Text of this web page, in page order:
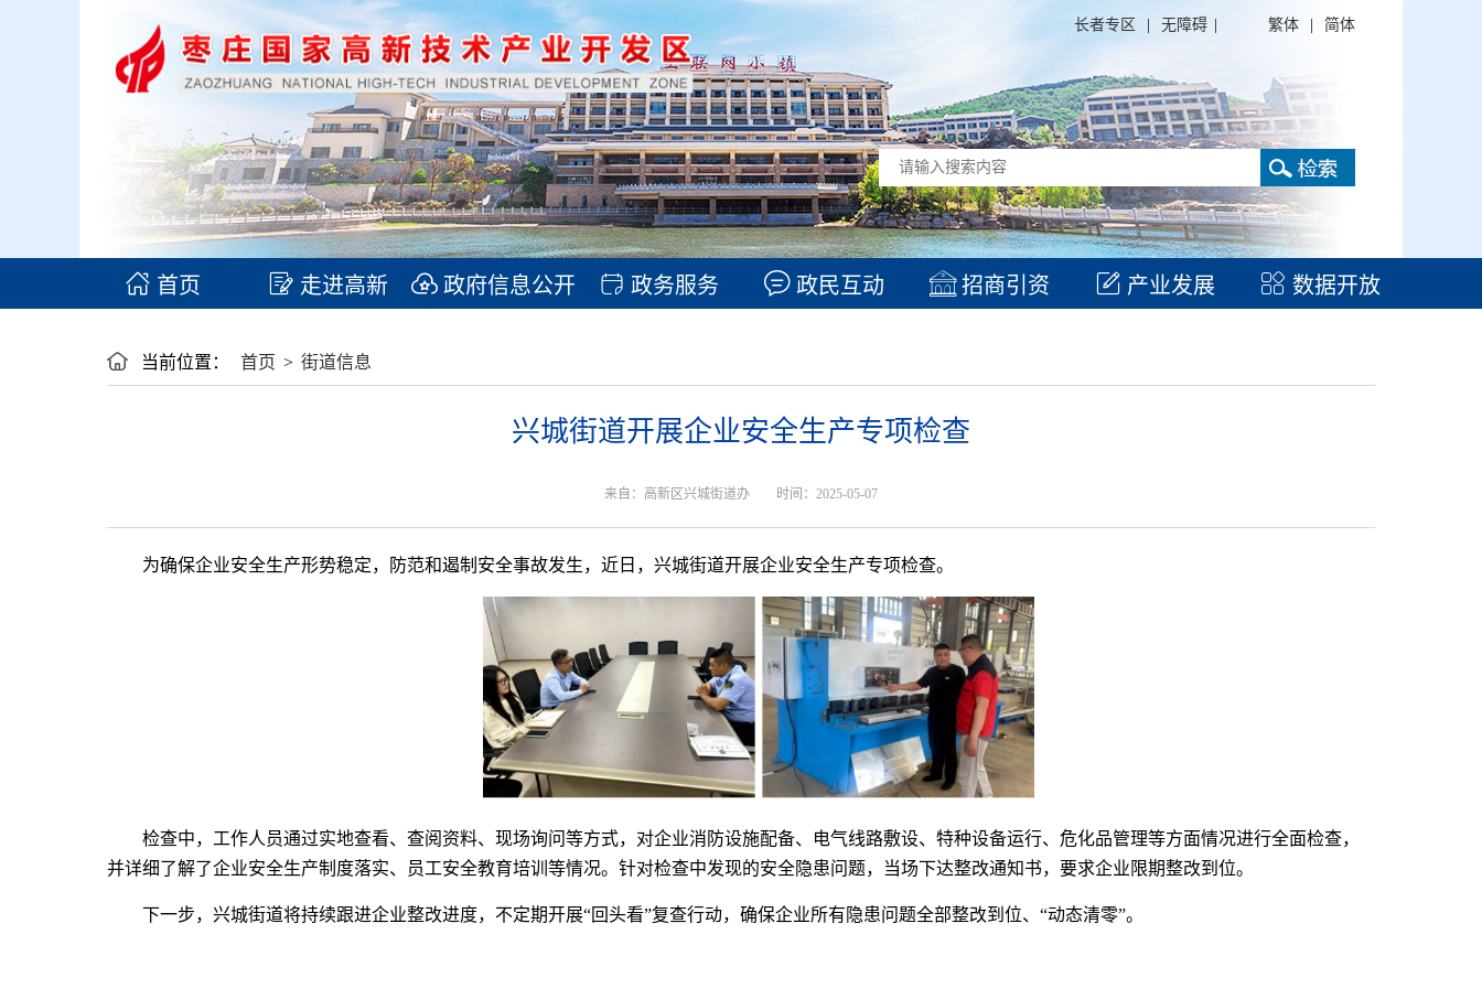
繁体 简体
长者专区 无障碍
首页 走进高新 政府信息公开 政务服务 政民互动 招商引资 产业发展 数据开放
当前位置： 首页 > 街道信息
兴城街道开展企业安全生产专项检查
来自：高新区兴城街道办 时间：2025-05-07
为确保企业安全生产形势稳定，防范和遏制安全事故发生，近日，兴城街道开展企业安全生产专项检查。
检查中，工作人员通过实地查看、查阅资料、现场询问等方式，对企业消防设施配备、电气线路敷设、特种设备运行、危化品管理等方面情况进行全面检查，
并详细了解了企业安全生产制度落实、员工安全教育培训等情况。针对检查中发现的安全隐患问题，当场下达整改通知书，要求企业限期整改到位。
下一步，兴城街道将持续跟进企业整改进度，不定期开展“回头看”复查行动，确保企业所有隐患问题全部整改到位、“动态清零”。